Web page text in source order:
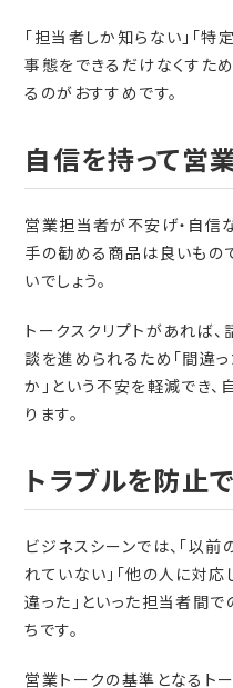
「担当者しか知らない」「特
事態をできるだけなくすた
るのがおすすめです。
自信を持って営
営業担当者が不安げ・自信
手の勧める商品は良いもの
いでしょう。
トークスクリプトがあれば
談を進められるため「間違
か」という不安を軽減でき
ります。
トラブルを防止
ビジネスシーンでは、「以
れていない」「他の人に対応
違った」といった担当者間
ちです。
営業トークの基準となるト